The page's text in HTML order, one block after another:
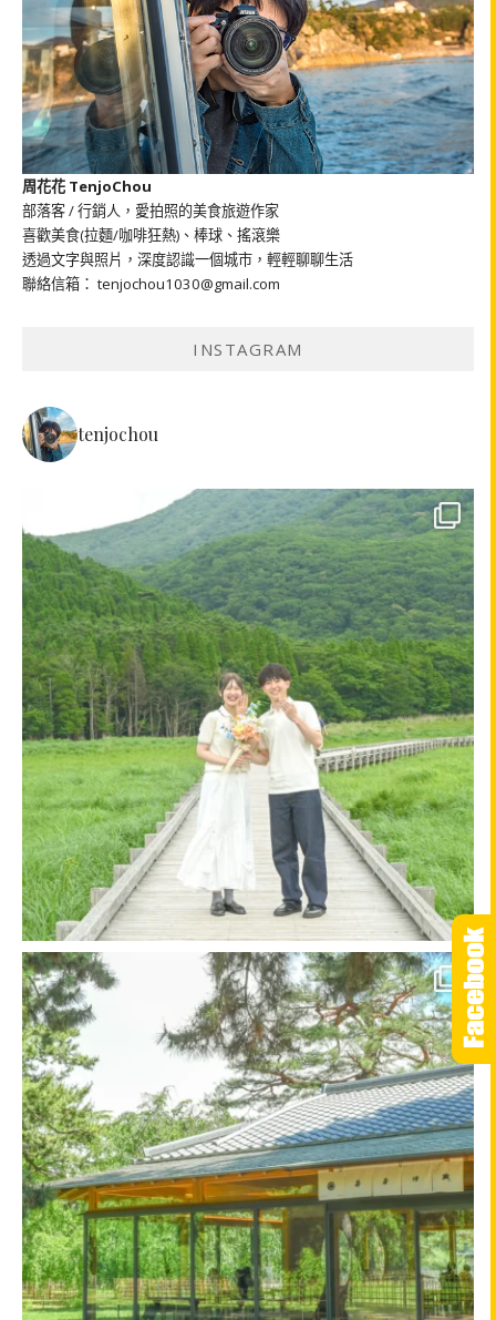
周花花 TenjoChou
部落客 / 行銷人，愛拍照的美食旅遊作家
喜歡美食(拉麵/咖啡狂熱)、棒球、搖滾樂
透過文字與照片，深度認識一個城市，輕輕聊聊生活
聯絡信箱： tenjochou1030@gmail.com
INSTAGRAM
tenjochou